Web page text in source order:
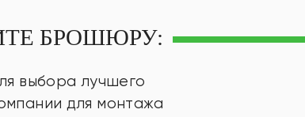
БРОШЮРУ:
выбора лучшего
для монтажа